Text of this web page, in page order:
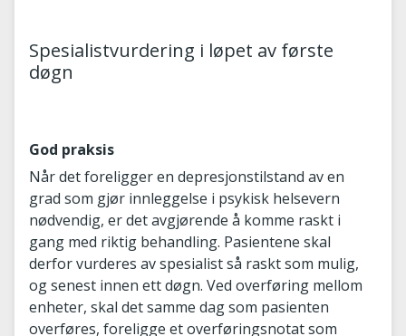
Spesialistvurdering i løpet av første
døgn
God praksis
Når det foreligger en depresjonstilstand av en
grad som gjør innleggelse i psykisk helsevern
nødvendig, er det avgjørende å komme raskt i
gang med riktig behandling. Pasientene skal
derfor vurderes av spesialist så raskt som mulig,
og senest innen ett døgn. Ved overføring mellom
enheter, skal det samme dag som pasienten
overføres, foreligge et overføringsnotat som